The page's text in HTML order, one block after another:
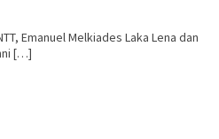
Emanuel Melkiades Laka Lena dan
[…]